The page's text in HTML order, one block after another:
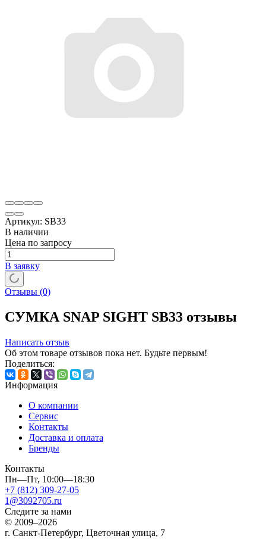
Артикул: SB33
В наличии
Цена по запросу
В заявку
Отзывы (0)
СУМКА SNAP SIGHT SB33 отзывы
Написать отзыв
Об этом товаре отзывов пока нет. Будьте первым!
Поделиться:
Информация
О компании
Сервис
Контакты
Доставка и оплата
Бренды
Контакты
Пн—Пт, 10:00—18:30
+7 (812) 309-27-05
1@3092705.ru
Следите за нами
© 2009–2026
г. Санкт-Петербург, Цветочная улица, 7